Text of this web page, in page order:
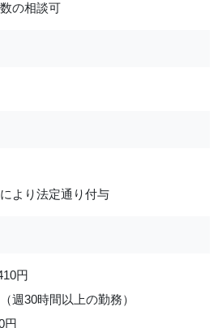
の相談可
より法定通り付与
円
週30時間以上の勤務）